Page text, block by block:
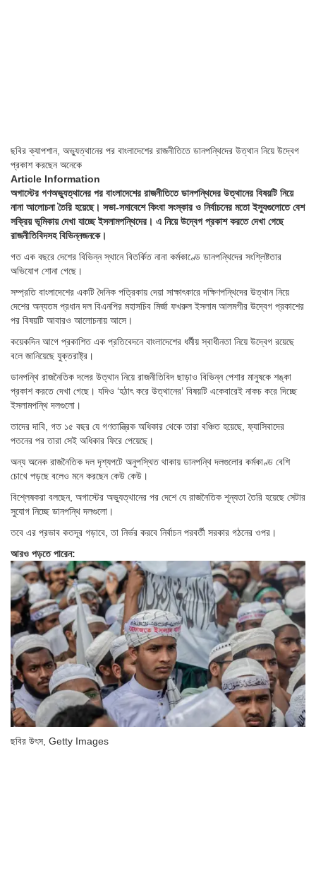
ছবির ক্যাপশান, অভ্যুত্থানের পর বাংলাদেশের রাজনীতিতে ডানপন্থিদের উত্থান নিয়ে উদ্বেগ
প্রকাশ করছেন অনেকে
Article Information
অগাস্টের গণঅভ্যুত্থানের পর বাংলাদেশের রাজনীতিতে ডানপন্থিদের উত্থানের বিষয়টি নিয়ে
নানা আলোচনা তৈরি হয়েছে। সভা-সমাবেশে কিংবা সংস্কার ও নির্বাচনের মতো ইস্যুগুলোতে বেশ
সক্রিয় ভূমিকায় দেখা যাচ্ছে ইসলামপন্থিদের। এ নিয়ে উদ্বেগ প্রকাশ করতে দেখা গেছে
রাজনীতিবিদসহ বিভিন্নজনকে।
গত এক বছরে দেশের বিভিন্ন স্থানে বিতর্কিত নানা কর্মকাণ্ডে ডানপন্থিদের সংশ্লিষ্টতার
অভিযোগ শোনা গেছে।
সম্প্রতি বাংলাদেশের একটি দৈনিক পত্রিকায় দেয়া সাক্ষাৎকারে দক্ষিণপন্থিদের উত্থান নিয়ে
দেশের অন্যতম প্রধান দল বিএনপির মহাসচিব মির্জা ফখরুল ইসলাম আলমগীর উদ্বেগ প্রকাশের
পর বিষয়টি আবারও আলোচনায় আসে।
কয়েকদিন আগে প্রকাশিত এক প্রতিবেদনে বাংলাদেশের ধর্মীয় স্বাধীনতা নিয়ে উদ্বেগ রয়েছে
বলে জানিয়েছে যুক্তরাষ্ট্র।
ডানপন্থি রাজনৈতিক দলের উত্থান নিয়ে রাজনীতিবিদ ছাড়াও বিভিন্ন পেশার মানুষকে শঙ্কা
প্রকাশ করতে দেখা গেছে। যদিও ‘হঠাৎ করে উত্থানের’ বিষয়টি একেবারেই নাকচ করে দিচ্ছে
ইসলামপন্থি দলগুলো।
তাদের দাবি, গত ১৫ বছর যে গণতান্ত্রিক অধিকার থেকে তারা বঞ্চিত হয়েছে, ফ্যাসিবাদের
পতনের পর তারা সেই অধিকার ফিরে পেয়েছে।
অন্য অনেক রাজনৈতিক দল দৃশ্যপটে অনুপস্থিত থাকায় ডানপন্থি দলগুলোর কর্মকাণ্ড বেশি
চোখে পড়ছে বলেও মনে করছেন কেউ কেউ।
বিশ্লেষকরা বলছেন, অগাস্টের অভ্যুত্থানের পর দেশে যে রাজনৈতিক শূন্যতা তৈরি হয়েছে সেটার
সুযোগ নিচ্ছে ডানপন্থি দলগুলো।
তবে এর প্রভাব কতদূর গড়াবে, তা নির্ভর করবে নির্বাচন পরবর্তী সরকার গঠনের ওপর।
আরও পড়তে পারেন:
ছবির উৎস, Getty Images